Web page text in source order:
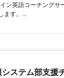
ン英語コーチングサ
ます。...
システム部支